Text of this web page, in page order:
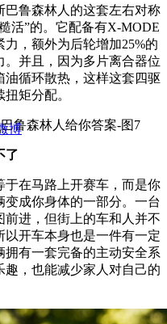
鲁森林人的这套左右对称
活”的。它配备有X-MODE
，额外为后轮增加25%的
并且，因为多片离合器位
油循环散热，这样这套四驱
矩分配。
了
在马路上开赛车，而是你
成你身体的一部分。一台
前进，但街上的车和人并不
开车本身也是一件有一定
拥有一套完备的主动安全系
趣，也能减少家人对自己的
博